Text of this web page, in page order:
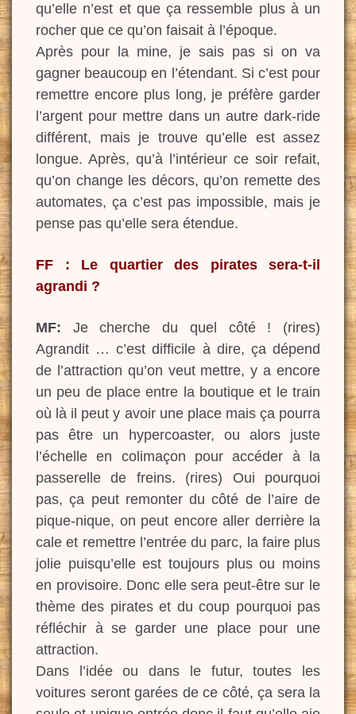
qu’elle n’est et que ça ressemble plus à un
rocher que ce qu’on faisait à l’époque.
Après pour la mine, je sais pas si on va
gagner beaucoup en l’étendant. Si c’est pour
remettre encore plus long, je préfère garder
l’argent pour mettre dans un autre dark-ride
différent, mais je trouve qu’elle est assez
longue. Après, qu’à l’intérieur ce soir refait,
qu’on change les décors, qu’on remette des
automates, ça c’est pas impossible, mais je
pense pas qu’elle sera étendue.
FF : Le quartier des pirates sera-t-il
agrandi ?
MF: Je cherche du quel côté ! (rires)
Agrandit … c’est difficile à dire, ça dépend
de l’attraction qu’on veut mettre, y a encore
un peu de place entre la boutique et le train
où là il peut y avoir une place mais ça pourra
pas être un hypercoaster, ou alors juste
l’échelle en colimaçon pour accéder à la
passerelle de freins. (rires) Oui pourquoi
pas, ça peut remonter du côté de l’aire de
pique-nique, on peut encore aller derrière la
cale et remettre l’entrée du parc, la faire plus
jolie puisqu’elle est toujours plus ou moins
en provisoire. Donc elle sera peut-être sur le
thème des pirates et du coup pourquoi pas
réfléchir à se garder une place pour une
attraction.
Dans l’idée ou dans le futur, toutes les
voitures seront garées de ce côté, ça sera la